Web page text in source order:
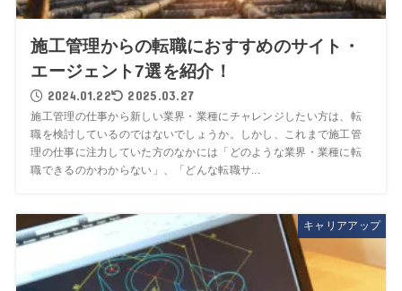
施工管理からの転職におすすめのサイト・
エージェント7選を紹介！
2024.01.22 2025.03.27
施工管理の仕事から新しい業界・業種にチャレンジしたい方は、転
職を検討しているのではないでしょうか。しかし、これまで施工管
理の仕事に注力していた方のなかには「どのような業界・業種に転
職できるのかわからない」、「どんな転職サ...
キャリアアップ